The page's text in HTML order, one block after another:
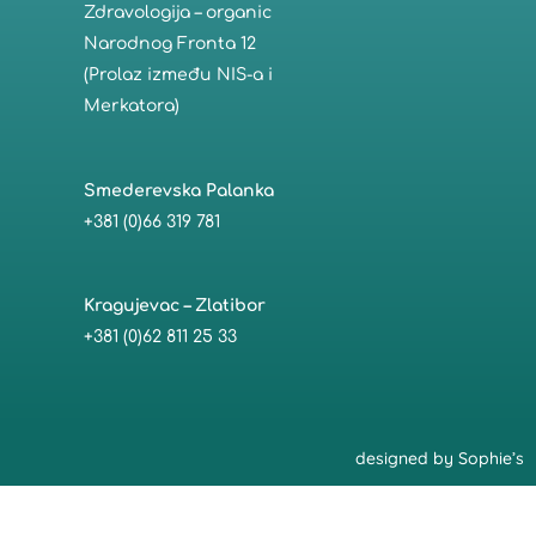
Zdravologija – organic
Narodnog Fronta 12
(Prolaz između NIS-a i
Merkatora)
Smederevska Palanka
+381 (0)66 319 781
Kragujevac – Zlatibor
+381 (0)62 811 25 33
designed by Sophie’s